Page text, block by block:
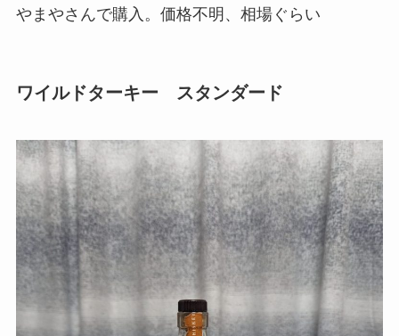
やまやさんで購入。価格不明、相場ぐらい
ワイルドターキー スタンダード